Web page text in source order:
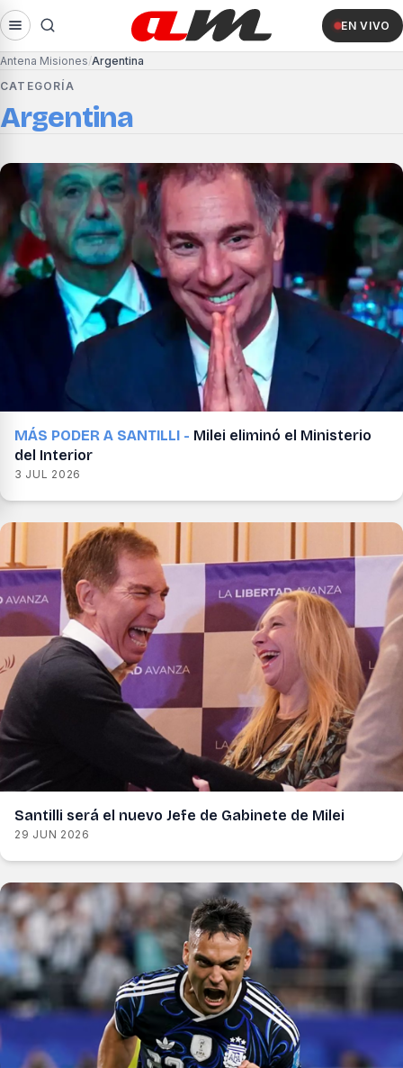
EN VIVO
Antena Misiones Argentina
CATEGORÍA
Argentina
MÁS PODER A SANTILLI - Milei eliminó el Ministerio
del Interior
3 JUL 2026
Santilli será el nuevo Jefe de Gabinete de Milei
29 JUN 2026